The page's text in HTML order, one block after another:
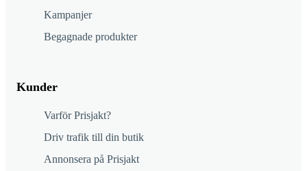
Kampanjer
Begagnade produkter
Kunder
Varför Prisjakt?
Driv trafik till din butik
Annonsera på Prisjakt